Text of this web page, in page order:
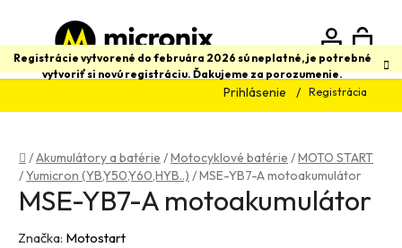
obsah
Registrácie vytvorené do februára 2026 sú neplatné, je potrebné
vytvoriť si novú registráciu. Ďakujeme za porozumenie.
Prihlásenie Registrácia
Hľadať
Domov
/Akumulátory a batérie /Motocyklové batérie /MOTO START
/Yumicron (YB,Y50,Y60,HYB..) /MSE-YB7-A motoakumulátor
MSE-YB7-A motoakumulátor
Značka: Motostart